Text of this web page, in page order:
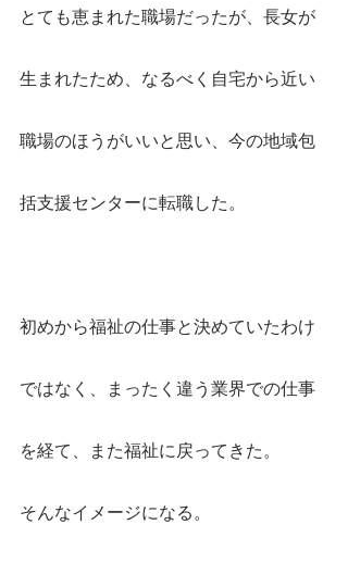
とても恵まれた職場だったが、長女が
生まれたため、なるべく自宅から近い
職場のほうがいいと思い、今の地域包
括支援センターに転職した。
初めから福祉の仕事と決めていたわけ
ではなく、まったく違う業界での仕事
を経て、また福祉に戻ってきた。
そんなイメージになる。